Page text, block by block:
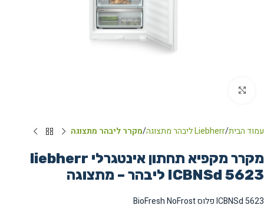
עמוד הבית Liebherr ליבהר מתצוגה מקרר ליבהר מתצוגה
מקרר מקפיא תחתון אינטגרלי liebherr
ICBNSd 5623 ליבהר – מתצוגה
ICBNSd 5623 פלוס BioFresh NoFrost